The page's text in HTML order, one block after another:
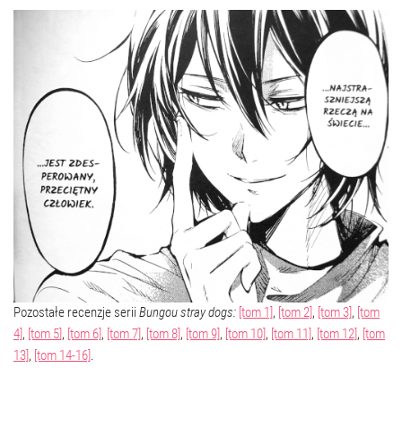
Pozostałe recenzje serii Bungou stray dogs: [tom 1] , [tom 2] , [tom 3] , [tom
4] , [tom 5 , [tom 6] , [tom 7] , [tom 8] , [tom 9] , [tom 10] , [tom 11] , [tom 12] , [tom
13] , [tom 14-16] .